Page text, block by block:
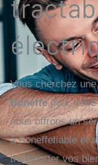
Vous cherchez
Boneffepour votre
nous offrons un
à Boneffefiable et
transporter vos